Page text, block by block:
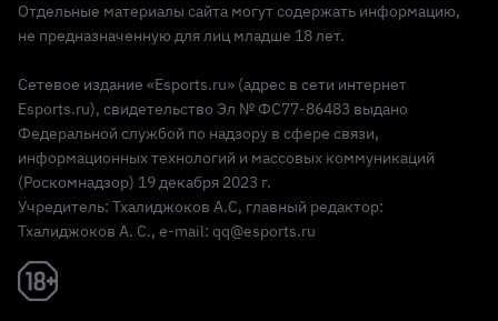
Реклама 18+
Отдельные материалы сайта могут содержать информацию,
не предназначенную для лиц младше 18 лет.
Сетевое издание «Esports.ru» (адрес в сети интернет
Esports.ru), свидетельство Эл № ФС77-86483 выдано
Федеральной службой по надзору в сфере связи,
информационных технологий и массовых коммуникаций
(Роскомнадзор) 19 декабря 2023 г.
Учредитель: Тхалиджоков А.С, главный редактор:
Тхалиджоков А. С., e-mail: qq@esports.ru